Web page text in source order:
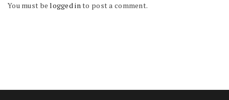
You must belogged into post a comment.